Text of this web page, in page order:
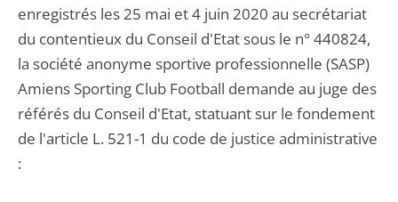
enregistrés les 25 mai et 4 juin 2020 au secrétariat
du contentieux du Conseil d'Etat sous le n° 440824,
la société anonyme sportive professionnelle (SASP)
Amiens Sporting Club Football demande au juge des
référés du Conseil d'Etat, statuant sur le fondement
de l'article L. 521-1 du code de justice administrative
: